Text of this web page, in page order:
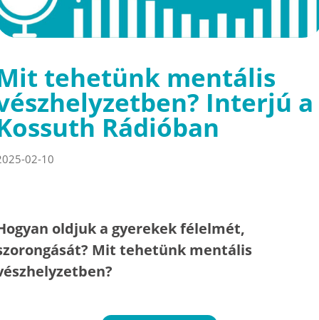
tehetünk mentális
Interjú a
Rádióban
02-10
oldjuk a gyerekek félelmét,
Mit tehetünk mentális